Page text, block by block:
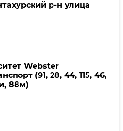
р-н улица
Webster
(91, 28, 44, 115, 46,
88м)